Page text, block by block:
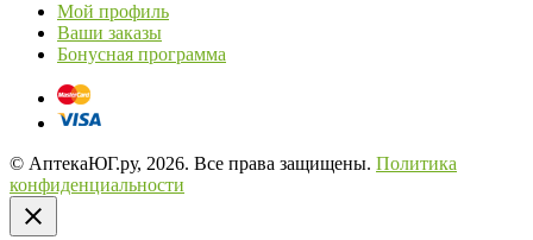
Мой профиль
Ваши заказы
Бонусная программа
© АптекаЮГ.ру, 2026. Все права защищены. Политика
конфиденциальности